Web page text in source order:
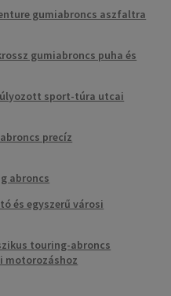
gumiabroncs aszfaltra
gumiabroncs puha és
sport-túra utcai
precíz
abroncs
és egyszerű városi
touring-abroncs
motorozáshoz